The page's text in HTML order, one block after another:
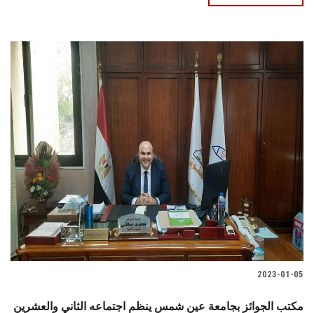
2023-01-05
مكتب الجوائز بجامعة عين شمس ينظم اجتماعه الثاني والعشرين